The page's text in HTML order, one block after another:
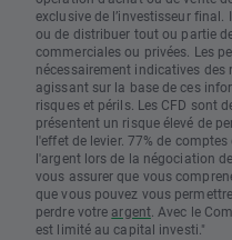
exclusive de l’investisseur
ou de distribuer tout ou partie
commerciales ou privées. Les
nécessairement indicatives
agissant sur la base de ces
risques et périls. Les CFD sont
présentent un risque élevé de
l'effet de levier. 77% de
l'argent lors de la négociation
vous assurer que vous
que vous pouvez vous
perdre votre argent. Avec le
est limité au capital investi."